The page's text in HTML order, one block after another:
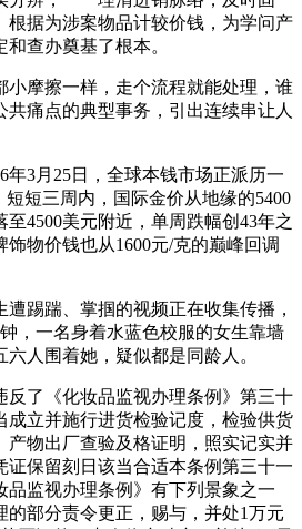
根据为涉案物品计较价钱，为学问产
查办奠基了根本。
摩擦一样，走个流程就能处理，谁
痛点的典型事务，引出连续串让人
3月25日，全球本钱市场正派历一
短短三周内，国际金价从地缘的5400
4500美元附近，单周跌幅创43年之
物价钱也从1600元/克的巅峰回调
踢踹、掌掴的视频正在收集传播，
，一名身着水蓝色校服的女生靠墙
人围着她，疑似都是同龄人。
了《化妆品监视办理条例》第三十
成立并施行进货检验记度，检验供货
产物出厂查验及格证明，照实记实并
证保留刻日该当合适本条例第三十一
品监视办理条例》有下列景象之一
的部分责令更正，赐与，并处1万元